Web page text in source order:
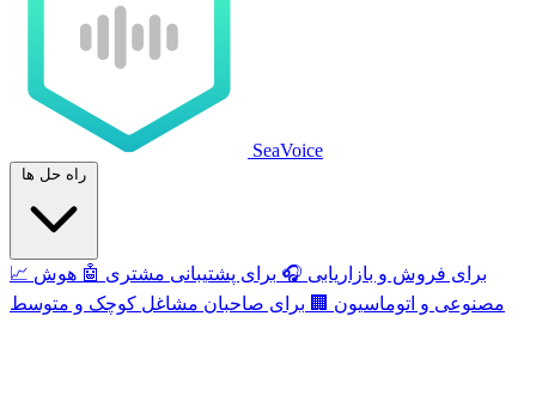
SeaVoice
راه حل ها
📈 برای فروش و بازاریابی 🎧 برای پشتیبانی مشتری 🤖 هوش
مصنوعی و اتوماسیون 🏢 برای صاحبان مشاغل کوچک و متوسط